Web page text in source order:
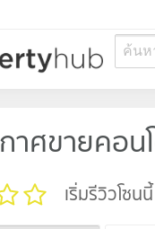
ค้นห
าศขายคอน
เริ่มรีวิวโซนนี้